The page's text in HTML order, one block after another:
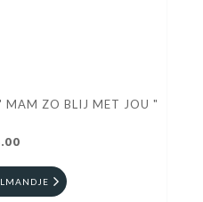
MAM ZO BLIJ MET JOU "